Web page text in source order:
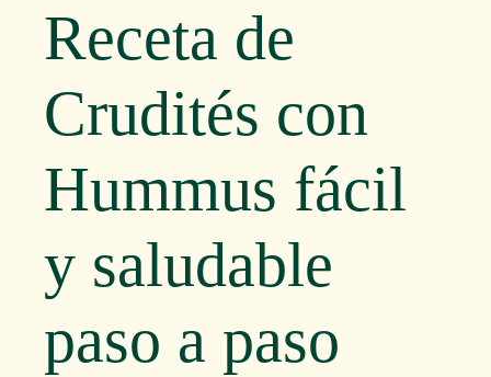
Receta de
Crudités con
Hummus fácil
y saludable
paso a paso